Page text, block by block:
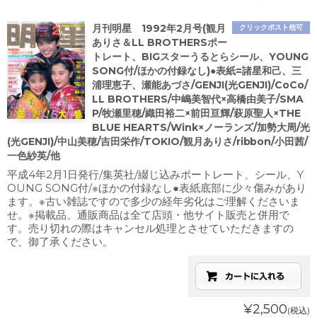
クリックポスト他可
月刊明星 1992年2月号(観月
ありさ＆LL BROTHERSポー
トレート、BIGスターうるとらシール、YOUNG
SONG付/ほかの付録なし)●表紙=諸星和己、三
浦理恵子、瀬能あづさ/GENJI(光GENJI)/CoCo/
LL BROTHERS/中嶋美智代×高橋由美子/SMA
P/牧瀬里穂/織田裕二×前田亘輝/萩原聖人×THE
BLUE HEARTS/Wink×ノーランズ/加勢大周/光
(光GENJI)/中山美穂/吉田栄作/TOKIO/観月ありさ/ribbon/小田茜/
一色紗英/他
平成4年2月1日発行/集英社/綴じ込みポートレート、シール、Y
OUNG SONG付/※ほかの付録なし●表紙底部に少々傷みがあり
ます。※古い雑誌ですので多少の経年劣化はご理解くださいま
せ。※掲載品、通販商品は全て店頭・他サイト販売と併用で
す。売り切れの際はキャンセル処理とさせていただきますの
で、御了承ください。
¥2,500(税込)